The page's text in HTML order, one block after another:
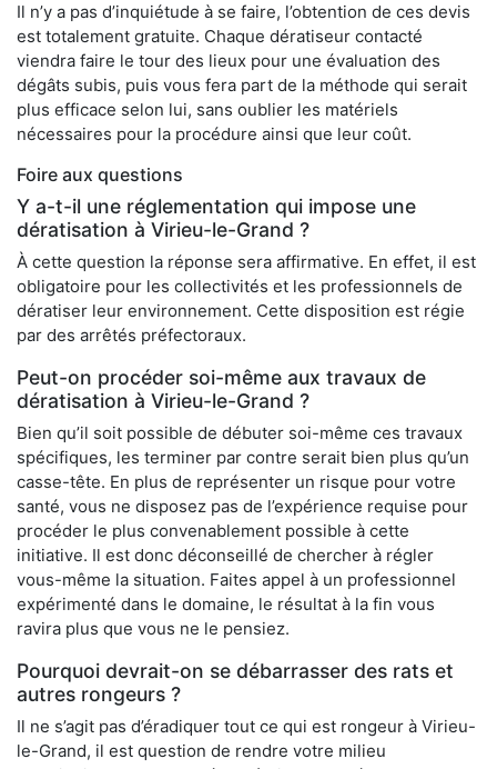
Il n’y a pas d’inquiétude à se faire, l’obtention de ces devis
est totalement gratuite. Chaque dératiseur contacté
viendra faire le tour des lieux pour une évaluation des
dégâts subis, puis vous fera part de la méthode qui serait
plus efficace selon lui, sans oublier les matériels
nécessaires pour la procédure ainsi que leur coût.
Foire aux questions
Y a-t-il une réglementation qui impose une
dératisation à Virieu-le-Grand ?
À cette question la réponse sera affirmative. En effet, il est
obligatoire pour les collectivités et les professionnels de
dératiser leur environnement. Cette disposition est régie
par des arrêtés préfectoraux.
Peut-on procéder soi-même aux travaux de
dératisation à Virieu-le-Grand ?
Bien qu’il soit possible de débuter soi-même ces travaux
spécifiques, les terminer par contre serait bien plus qu’un
casse-tête. En plus de représenter un risque pour votre
santé, vous ne disposez pas de l’expérience requise pour
procéder le plus convenablement possible à cette
initiative. Il est donc déconseillé de chercher à régler
vous-même la situation. Faites appel à un professionnel
expérimenté dans le domaine, le résultat à la fin vous
ravira plus que vous ne le pensiez.
Pourquoi devrait-on se débarrasser des rats et
autres rongeurs ?
Il ne s’agit pas d’éradiquer tout ce qui est rongeur à Virieu-
le-Grand, il est question de rendre votre milieu